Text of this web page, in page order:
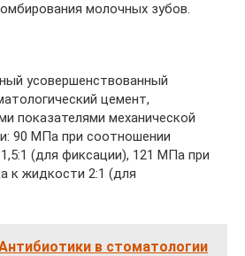
молочных зубов.
усовершенствованный
цемент,
показателями механической
90 МПа при соотношении
(для фиксации), 121 МПа при
к жидкости 2:1 (для
в стоматологии